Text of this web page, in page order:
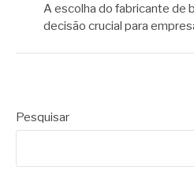
A escolha do fabricante de
decisão crucial para
Pesquisar